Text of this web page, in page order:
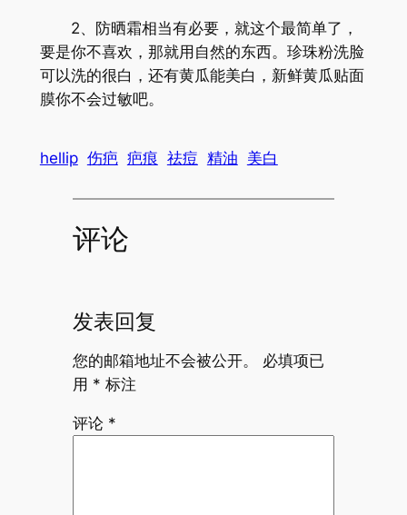
2、防晒霜相当有必要，就这个最简单了，
要是你不喜欢，那就用自然的东西。珍珠粉洗脸
可以洗的很白，还有黄瓜能美白，新鲜黄瓜贴面
膜你不会过敏吧。
hellip 伤疤 疤痕 祛痘 精油 美白
评论
发表回复
您的邮箱地址不会被公开。
必填项已
用 * 标注
评论 *